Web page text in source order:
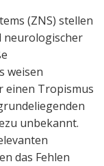
(ZNS) stellen
weisen
einen Tropismus
unbekannt.
das Fehlen